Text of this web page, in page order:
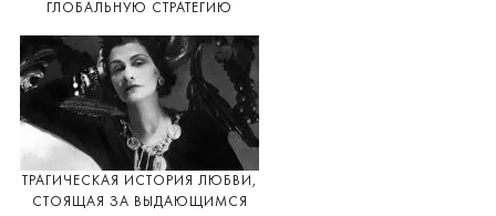
ГЛОБАЛЬНУЮ СТРАТЕГИЮ
ТРАГИЧЕСКАЯ ИСТОРИЯ ЛЮБВИ,
СТОЯЩАЯ ЗА ВЫДАЮЩИМСЯ